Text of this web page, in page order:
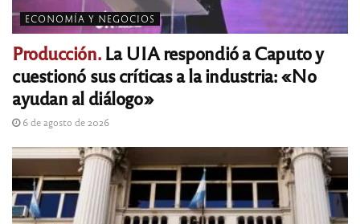
ECONOMÍA Y NEGOCIOS
Producción.La UIA respondió a Caputo y
cuestionó sus críticas a la industria: «No
ayudan al diálogo»
6 de agosto de 2026